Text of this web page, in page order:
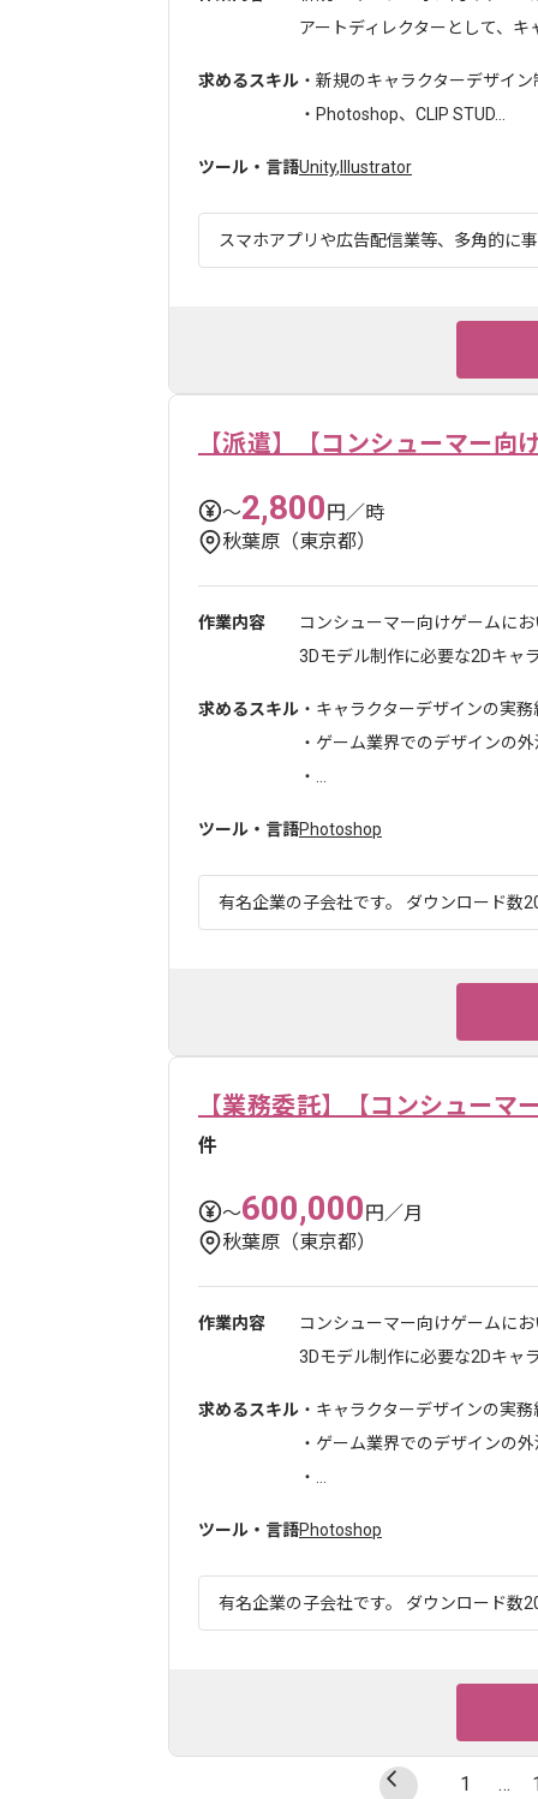
アートディレクターとして、キ
求めるスキル ・新規のキャラクターデザイ
・Photoshop、CLIP STUD...
ツール・言語Unity, Illustrator
スマホアプリや広告配信業等、多角的に
【派遣】【コンシューマー向
〜2,800円／時
秋葉原（東京都）
作業内容
コンシューマー向けゲームにお
3Dモデル制作に必要な2Dキャ
求めるスキル ・キャラクターデザインの実務
・ゲーム業界でのデザインの
・...
ツール・言語Photoshop
有名企業の子会社です。 ダウンロード数
【業務委託】【コンシューマ
件
〜600,000円／月
秋葉原（東京都）
作業内容
コンシューマー向けゲームにお
3Dモデル制作に必要な2Dキャ
求めるスキル ・キャラクターデザインの実務
・ゲーム業界でのデザインの
・...
ツール・言語Photoshop
有名企業の子会社です。 ダウンロード数
1 …